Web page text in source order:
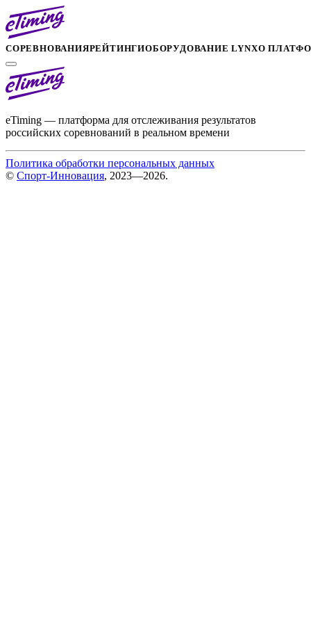
СОРЕВНОВАНИЯРЕЙТИНГИОБОРУДОВАНИЕ LYNXО
eTiming — платформа для отслеживания результатов
российских соревнований в реальном времени
Политика обработки персональных данных
© Спорт-Инновация, 2023—2026.